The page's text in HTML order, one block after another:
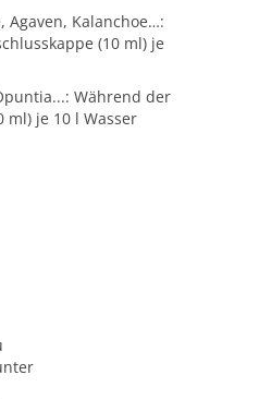
Kalanchoe…:
(10 ml) je
Während der
ml) je 10 l Wasser